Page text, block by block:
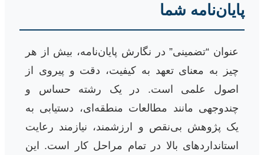
پایان‌نامه شما
عنوان “تضمینی” در نگارش پایان‌نامه، بیش از هر
چیز به معنای تعهد به کیفیت، دقت و پیروی از
اصول علمی است. در یک رشته حساس و
چندوجهی مانند مطالعات منطقه‌ای، دستیابی به
یک پژوهش بی‌نقص و ارزشمند، نیازمند رعایت
استانداردهای بالا در تمام مراحل کار است. این